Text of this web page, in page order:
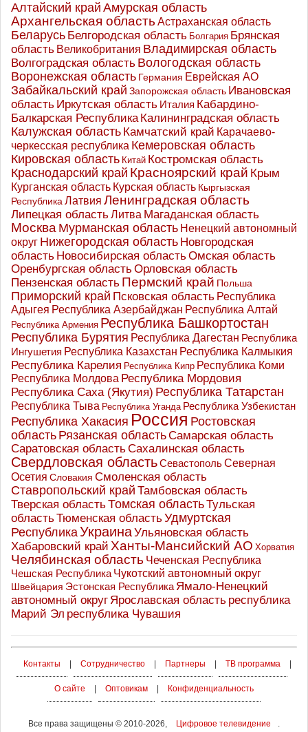
Алтайский край Амурская область
Архангельская область Астраханская область
Беларусь Белгородская область Болгария Брянская
область Великобритания Владимирская область
Волгоградская область Вологодская область
Воронежская область Германия Еврейская АО
Забайкальский край Запорожская область Ивановская
область Иркутская область Италия Кабардино-
Балкарская Республика Калининградская область
Калужская область Камчатский край Карачаево-
черкесская республика Кемеровская область
Кировская область Китай Костромская область
Краснодарский край Красноярский край Крым
Курганская область Курская область Кыргызская
Республика Латвия Ленинградская область
Липецкая областьЛитва Магаданская область
Москва Мурманская область Ненецкий автономный
округ Нижегородская область Новгородская
область Новосибирская областьОмская область
Оренбургская областьОрловская область
Пензенская область Пермский край Польша
Приморский край Псковская область Республика
Адыгея Республика Азербайджан Республика Алтай
Республика Армения Республика Башкортостан
Республика Бурятия Республика Дагестан Республика
Ингушетия Республика Казахстан Республика Калмыкия
Республика Карелия Республика Кипр Республика Коми
Республика Молдова Республика Мордовия
Республика Саха (Якутия) Республика Татарстан
Республика Тыва Республика Уганда Республика Узбекистан
Республика Хакасия Россия Ростовская
область Рязанская областьСамарская область
Саратовская областьСахалинская область
Свердловская областьСевастопольСеверная
Осетия Словакия Смоленская область
Ставропольский край Тамбовская область
Тверская областьТомская областьТульская
областьТюменская областьУдмуртская
РеспубликаУкраинаУльяновская область
Хабаровский край Ханты-Мансийский АО Хорватия
Челябинская область Чеченская Республика
Чешская Республика Чукотский автономный округ
Швейцария Эстонская Республика Ямало-Ненецкий
автономный округ Ярославская область республика
Марий Эл республика Чувашия
Контакты Сотрудничество Партнеры ТВ программа
О сайте Оптовикам Конфиденциальность
Все права защищены © 2010-2026, Цифровое телевидение .